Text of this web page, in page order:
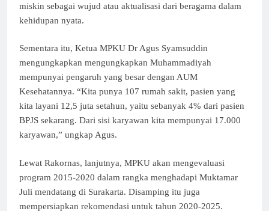
miskin sebagai wujud atau aktualisasi dari beragama dalam
kehidupan nyata.
Sementara itu, Ketua MPKU Dr Agus Syamsuddin
mengungkapkan mengungkapkan Muhammadiyah
mempunyai pengaruh yang besar dengan AUM
Kesehatannya. “Kita punya 107 rumah sakit, pasien yang
kita layani 12,5 juta setahun, yaitu sebanyak 4% dari pasien
BPJS sekarang. Dari sisi karyawan kita mempunyai 17.000
karyawan,” ungkap Agus.
Lewat Rakornas, lanjutnya, MPKU akan mengevaluasi
program 2015-2020 dalam rangka menghadapi Muktamar
Juli mendatang di Surakarta. Disamping itu juga
mempersiapkan rekomendasi untuk tahun 2020-2025.